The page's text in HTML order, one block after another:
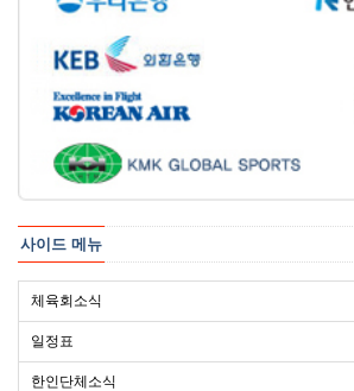
사이드 메뉴
체육회소식
일정표
한인단체소식